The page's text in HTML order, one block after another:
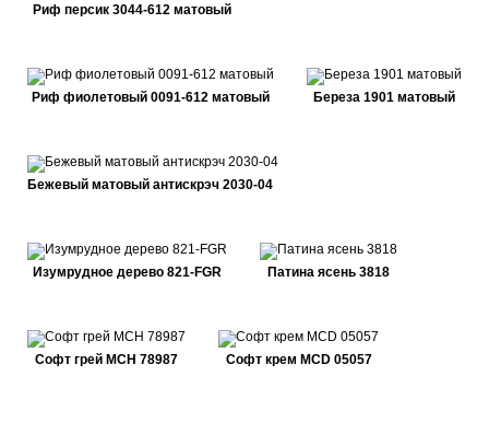
Риф персик 3044-612 матовый
Риф фиолетовый 0091-612 матовый Береза 1901 матовый
Бежевый матовый антискрэч 2030-04
Изумрудное дерево 821-FGR Патина ясень 3818
Софт грей MCH 78987 Софт крем MCD 05057